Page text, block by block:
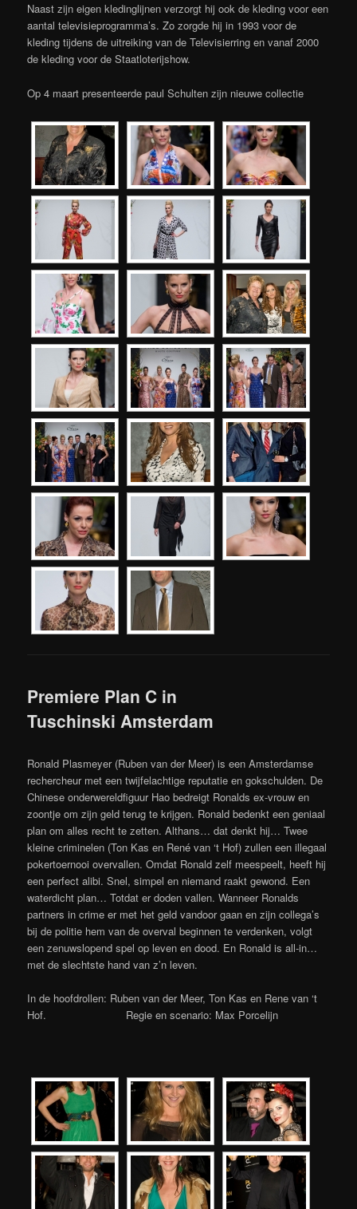
Naast zijn eigen kledinglijnen verzorgt hij ook de kleding voor een
aantal televisieprogramma’s. Zo zorgde hij in 1993 voor de
kleding tijdens de uitreiking van de Televisierring en vanaf 2000
de kleding voor de Staatloterijshow.
Op 4 maart presenteerde paul Schulten zijn nieuwe collectie
Premiere Plan C in
Tuschinski Amsterdam
Ronald Plasmeyer (Ruben van der Meer) is een Amsterdamse
rechercheur met een twijfelachtige reputatie en gokschulden. De
Chinese onderwereldfiguur Hao bedreigt Ronalds ex-vrouw en
zoontje om zijn geld terug te krijgen. Ronald bedenkt een geniaal
plan om alles recht te zetten. Althans… dat denkt hij… Twee
kleine criminelen (Ton Kas en René van ‘t Hof) zullen een illegaal
pokertoernooi overvallen. Omdat Ronald zelf meespeelt, heeft hij
een perfect alibi. Snel, simpel en niemand raakt gewond. Een
waterdicht plan… Totdat er doden vallen. Wanneer Ronalds
partners in crime er met het geld vandoor gaan en zijn collega’s
bij de politie hem van de overval beginnen te verdenken, volgt
een zenuwslopend spel op leven en dood. En Ronald is all-in…
met de slechtste hand van z’n leven.
In de hoofdrollen: Ruben van der Meer, Ton Kas en Rene van ‘t
Hof. Regie en scenario: Max Porcelijn